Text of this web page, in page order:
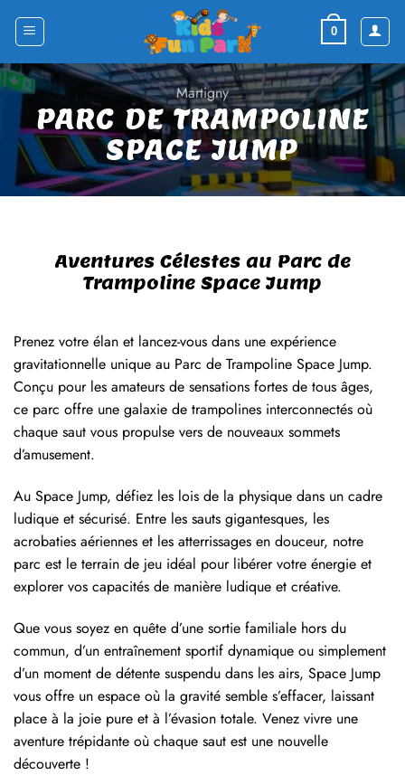
0
Martigny
PARC DE TRAMPOLINE
SPACE JUMP
Aventures Célestes au Parc de
Trampoline Space Jump
Prenez votre élan et lancez-vous dans une expérience
gravitationnelle unique au Parc de Trampoline Space Jump.
Conçu pour les amateurs de sensations fortes de tous âges,
ce parc offre une galaxie de trampolines interconnectés où
chaque saut vous propulse vers de nouveaux sommets
d’amusement.
Au Space Jump, défiez les lois de la physique dans un cadre
ludique et sécurisé. Entre les sauts gigantesques, les
acrobaties aériennes et les atterrissages en douceur, notre
parc est le terrain de jeu idéal pour libérer votre énergie et
explorer vos capacités de manière ludique et créative.
Que vous soyez en quête d’une sortie familiale hors du
commun, d’un entraînement sportif dynamique ou simplement
d’un moment de détente suspendu dans les airs, Space Jump
vous offre un espace où la gravité semble s’effacer, laissant
place à la joie pure et à l’évasion totale. Venez vivre une
aventure trépidante où chaque saut est une nouvelle
découverte !